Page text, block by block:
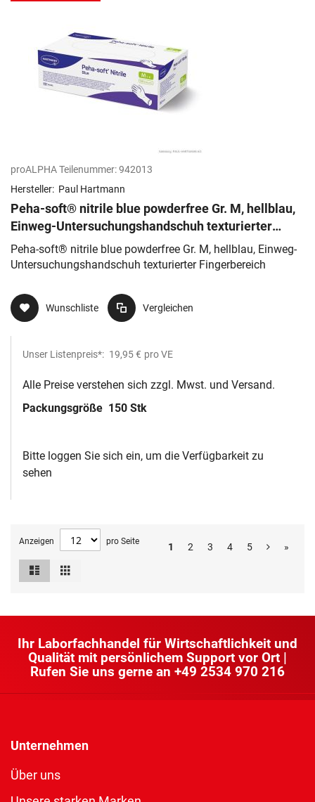
proALPHA Teilenummer:942013
Hersteller: Paul Hartmann
Peha-soft® nitrile blue powderfree Gr. M, hellblau,
Einweg-Untersuchungshandschuh texturierter
Fingerbereich
Peha-soft® nitrile blue powderfree Gr. M, hellblau, Einweg-
Untersuchungshandschuh texturierter Fingerbereich
Wunschliste Vergleichen
Unser Listenpreis*: 19,95 € pro VE
Alle Preise verstehen sich zzgl. Mwst. und Versand.
Packungsgröße 150 Stk
Bitte loggen Sie sich ein, um die Verfügbarkeit zu
sehen
Anzeigen pro Seite 1 2 3 4 5 »
Ansicht
Ihr Laborfachhandel für Wirtschaftlichkeit und
Qualität mit persönlichem Support vor Ort |
Rufen Sie uns gerne an +49 2534 970 216
Unternehmen
Über uns